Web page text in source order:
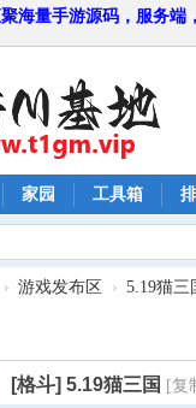
海量手游源码，服务端
家园 工具箱
› 游戏发布区 › 5.19猫三
[格斗]5.19猫三国 [复